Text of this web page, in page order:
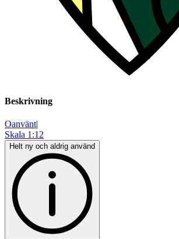
Beskrivning
Oanvänt|
Skala 1:12
Helt ny och aldrig använd